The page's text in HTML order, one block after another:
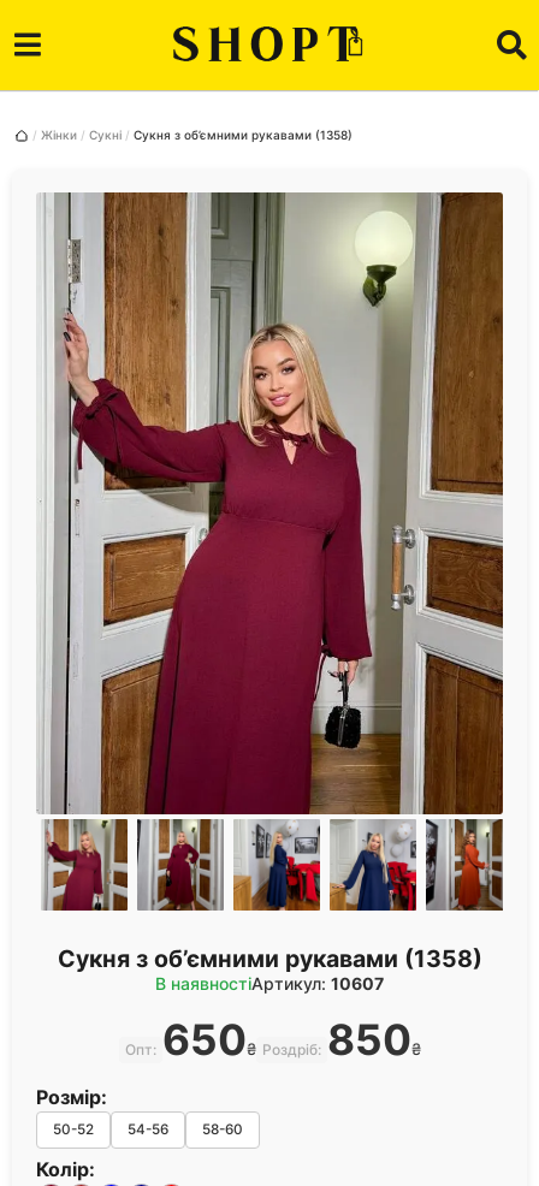
Жінки Сукні Сукня з об’ємними рукавами (1358)
Сукня з об’ємними рукавами (1358)
В наявностіАртикул: 10607
Опт: 650₴ Роздріб: 850₴
Розмір:
50-52 54-56 58-60
Колір: